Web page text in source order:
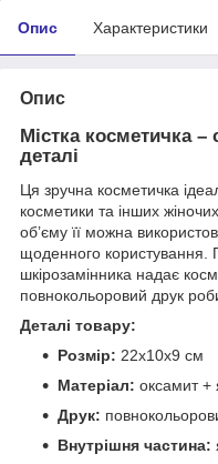
Опис Характеристики
Опис
Містка косметичка
деталі
Ця зручна косметичка
косметики та інших
об’єму її можна
щоденного користування.
шкірозамінника надає
повнокольоровий друк
Деталі товару:
Розмір: 22х10х9 см
Матеріал: оксамит +
Друк:
Внутрішня частина: